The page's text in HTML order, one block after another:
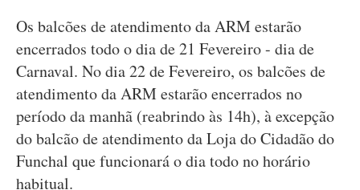
Os balcões de atendimento da ARM estarão
encerrados todo o dia de 21 Fevereiro - dia de
Carnaval. No dia 22 de Fevereiro, os balcões de
atendimento da ARM estarão encerrados no
período da manhã (reabrindo às 14h), à excepção
do balcão de atendimento da Loja do Cidadão do
Funchal que funcionará o dia todo no horário
habitual.